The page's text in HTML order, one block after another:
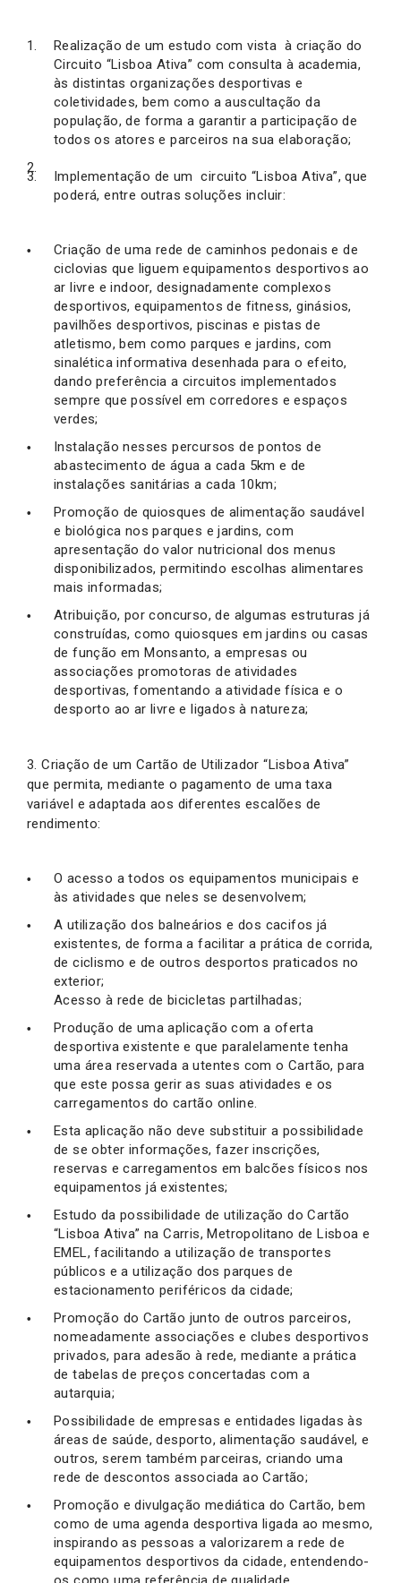
Realização de um estudo com vista à criação do
Circuito “Lisboa Ativa” com consulta à academia,
às distintas organizações desportivas e
coletividades, bem como a auscultação da
população, de forma a garantir a participação de
todos os atores e parceiros na sua elaboração;
Implementação de um circuito “Lisboa Ativa”, que
poderá, entre outras soluções incluir:
Criação de uma rede de caminhos pedonais e de
ciclovias que liguem equipamentos desportivos ao
ar livre e indoor, designadamente complexos
desportivos, equipamentos de fitness, ginásios,
pavilhões desportivos, piscinas e pistas de
atletismo, bem como parques e jardins, com
sinalética informativa desenhada para o efeito,
dando preferência a circuitos implementados
sempre que possível em corredores e espaços
verdes;
Instalação nesses percursos de pontos de
abastecimento de água a cada 5km e de
instalações sanitárias a cada 10km;
Promoção de quiosques de alimentação saudável
e biológica nos parques e jardins, com
apresentação do valor nutricional dos menus
disponibilizados, permitindo escolhas alimentares
mais informadas;
Atribuição, por concurso, de algumas estruturas já
construídas, como quiosques em jardins ou casas
de função em Monsanto, a empresas ou
associações promotoras de atividades
desportivas, fomentando a atividade física e o
desporto ao ar livre e ligados à natureza;
3. Criação de um Cartão de Utilizador “Lisboa Ativa”
que permita, mediante o pagamento de uma taxa
variável e adaptada aos diferentes escalões de
rendimento:
O acesso a todos os equipamentos municipais e
às atividades que neles se desenvolvem;
A utilização dos balneários e dos cacifos já
existentes, de forma a facilitar a prática de corrida,
de ciclismo e de outros desportos praticados no
exterior;
Acesso à rede de bicicletas partilhadas;
Produção de uma aplicação com a oferta
desportiva existente e que paralelamente tenha
uma área reservada a utentes com o Cartão, para
que este possa gerir as suas atividades e os
carregamentos do cartão online.
Esta aplicação não deve substituir a possibilidade
de se obter informações, fazer inscrições,
reservas e carregamentos em balcões físicos nos
equipamentos já existentes;
Estudo da possibilidade de utilização do Cartão
“Lisboa Ativa” na Carris, Metropolitano de Lisboa e
EMEL, facilitando a utilização de transportes
públicos e a utilização dos parques de
estacionamento periféricos da cidade;
Promoção do Cartão junto de outros parceiros,
nomeadamente associações e clubes desportivos
privados, para adesão à rede, mediante a prática
de tabelas de preços concertadas com a
autarquia;
Possibilidade de empresas e entidades ligadas às
áreas de saúde, desporto, alimentação saudável, e
outros, serem também parceiras, criando uma
rede de descontos associada ao Cartão;
Promoção e divulgação mediática do Cartão, bem
como de uma agenda desportiva ligada ao mesmo,
inspirando as pessoas a valorizarem a rede de
equipamentos desportivos da cidade, entendendo-